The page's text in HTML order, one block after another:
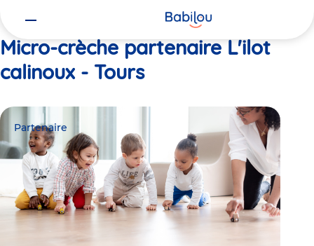
Micro-crèche partenaire L'ilot
calinoux - Tours
Partenaire